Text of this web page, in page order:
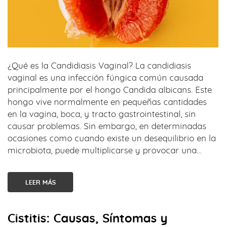
¿Qué es la Candidiasis Vaginal? La candidiasis
vaginal es una infección fúngica común causada
principalmente por el hongo Candida albicans. Este
hongo vive normalmente en pequeñas cantidades
en la vagina, boca, y tracto gastrointestinal, sin
causar problemas. Sin embargo, en determinadas
ocasiones como cuando existe un desequilibrio en la
microbiota, puede multiplicarse y provocar una…
LEER MÁS
Cistitis: Causas, Síntomas y